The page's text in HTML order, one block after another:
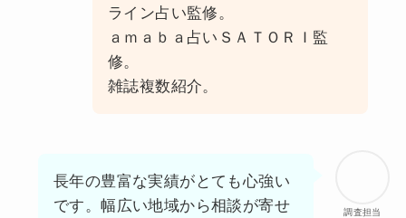
ライン占い監修。
ａｍａｂａ占いＳＡＴＯＲＩ監
修。
雑誌複数紹介。
調査担当
長年の豊富な実績がとても心強い
です。幅広い地域から相談が寄せ